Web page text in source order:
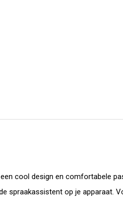
cool design en comfortabele
spraakassistent op je apparaat.